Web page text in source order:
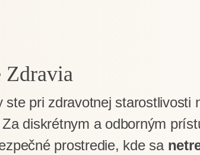
ste pri zdravotnej starostlivosti
diskrétnym a odborným
prostredie, kde sa